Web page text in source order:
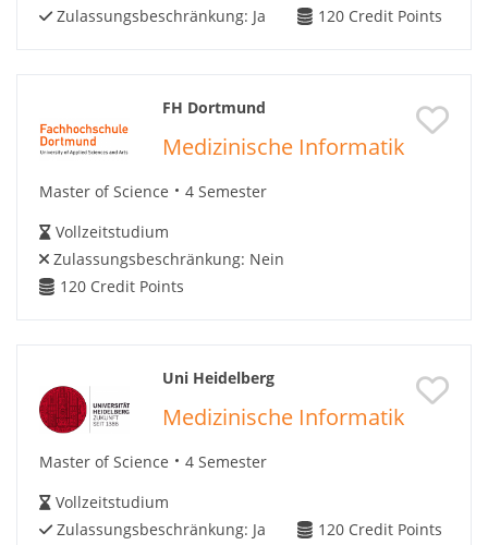
Zulassungsbeschränkung: Ja 120 Credit Points
FH Dortmund
Medizinische Informatik
Master of Science
4 Semester
Vollzeitstudium
Zulassungsbeschränkung: Nein
120 Credit Points
Uni Heidelberg
Medizinische Informatik
Master of Science
4 Semester
Vollzeitstudium
Zulassungsbeschränkung: Ja 120 Credit Points